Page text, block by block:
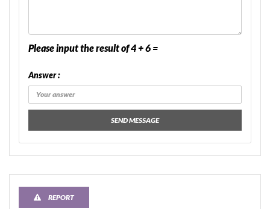
Please input the result of 4 + 6 =
Answer :
SEND MESSAGE
REPORT